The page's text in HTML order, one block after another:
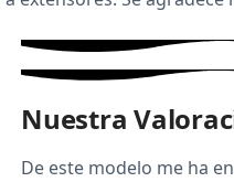
Nuestra
De este modelo me ha